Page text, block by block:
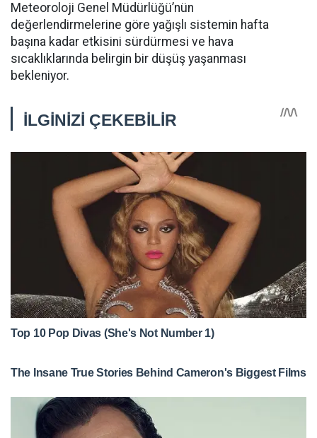
Meteoroloji Genel Müdürlüğü’nün
değerlendirmelerine göre yağışlı sistemin hafta
başına kadar etkisini sürdürmesi ve hava
sıcaklıklarında belirgin bir düşüş yaşanması
bekleniyor.